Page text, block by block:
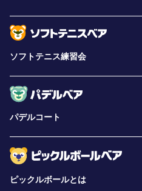
ソフトテニス練習会
パデルコート
ピックルボールとは